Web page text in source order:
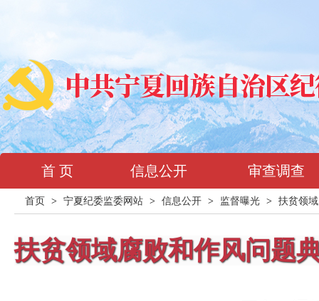
首 页 信息公开 审查调查
首页 > 宁夏纪委监委网站 > 信息公开 > 监督曝光 > 扶贫领
扶贫领域腐败和作风问题